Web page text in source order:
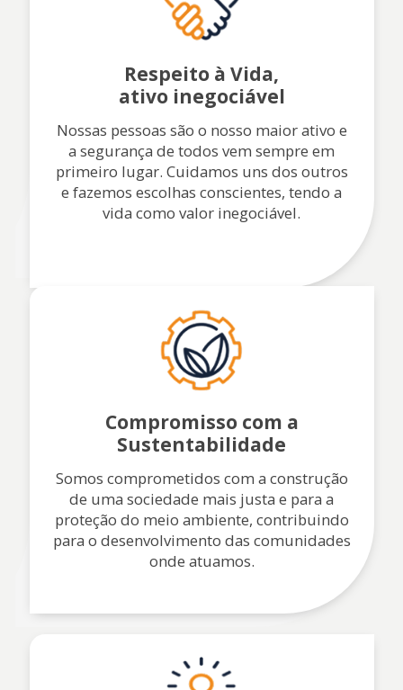
Respeito à Vida,
ativo inegociável
Nossas pessoas são o nosso maior ativo e
a segurança de todos vem sempre em
primeiro lugar. Cuidamos uns dos outros
e fazemos escolhas conscientes, tendo a
vida como valor inegociável.
Compromisso com a
Sustentabilidade
Somos comprometidos com a construção
de uma sociedade mais justa e para a
proteção do meio ambiente, contribuindo
para o desenvolvimento das comunidades
onde atuamos.